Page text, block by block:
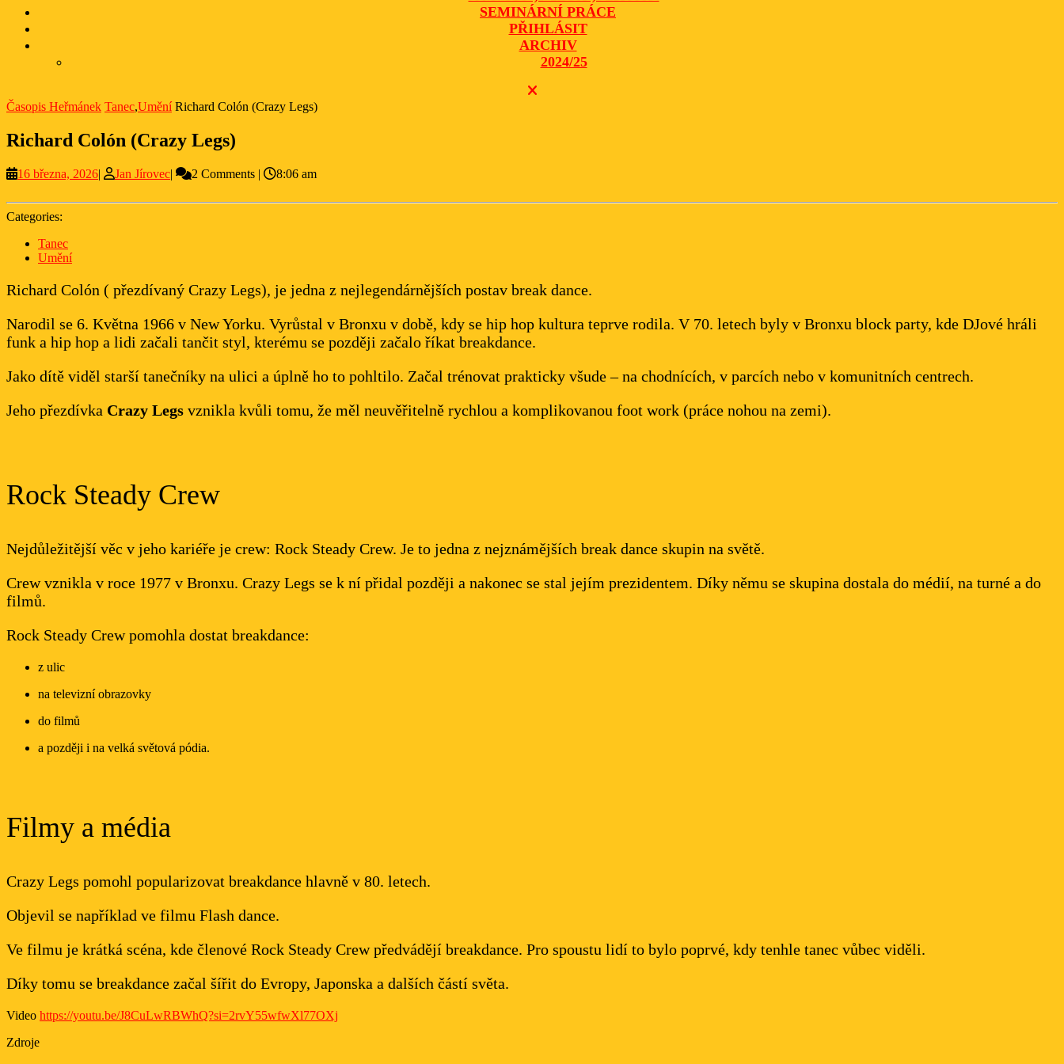
SEMINÁRNÍ PRÁCE
PŘIHLÁSIT
ARCHIV
2024/25
CLOSE
Časopis Heřmánek Tanec,UměníRichard Colón (Crazy Legs)
Richard Colón (Crazy Legs)
16 března, 202616
2026
| Jan JírovecJan
| 2 Comments | 8:06 am
Categories:
Tanec
Umění
Richard Colón ( přezdívaný Crazy Legs), je jedna z nejlegendárnějších postav break dance.
Narodil se 6. Května 1966 v New Yorku. Vyrůstal v Bronxu v době, kdy se hip hop kultura teprve rodila. V 70. letech byly v Bronxu block party, kde DJové hráli
funk a hip hop a lidi začali tančit styl, kterému se později začalo říkat breakdance.
Jako dítě viděl starší tanečníky na ulici a úplně ho to pohltilo. Začal trénovat prakticky všude – na chodnících, v parcích nebo v komunitních centrech.
Jeho přezdívka Crazy Legs vznikla kvůli tomu, že měl neuvěřitelně rychlou a komplikovanou foot work (práce nohou na zemi).
Rock Steady Crew
Nejdůležitější věc v jeho kariéře je crew: Rock Steady Crew. Je to jedna z nejznámějších break dance skupin na světě.
Crew vznikla v roce 1977 v Bronxu. Crazy Legs se k ní přidal později a nakonec se stal jejím prezidentem. Díky němu se skupina dostala do médií, na turné a do
filmů.
Rock Steady Crew pomohla dostat breakdance:
z ulic
na televizní obrazovky
do filmů
a později i na velká světová pódia.
Filmy a média
Crazy Legs pomohl popularizovat breakdance hlavně v 80. letech.
Objevil se například ve filmu Flash dance.
Ve filmu je krátká scéna, kde členové Rock Steady Crew předvádějí breakdance. Pro spoustu lidí to bylo poprvé, kdy tenhle tanec vůbec viděli.
Díky tomu se breakdance začal šířit do Evropy, Japonska a dalších částí světa.
Video https://youtu.be/J8CuLwRBWhQ?si=2rvY55wfwXl77OXj
Zdroje